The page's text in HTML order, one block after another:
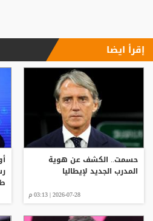
إقرأ ايضا
حسمت.. الكشف عن هوية
المدرب الجديد لإيطاليا
2026-07-28 | 03:13 م